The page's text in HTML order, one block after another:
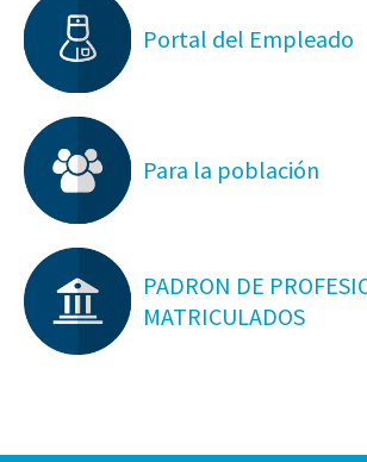
Portal del Empleado
Para la población
PADRON DE
MATRICULADOS